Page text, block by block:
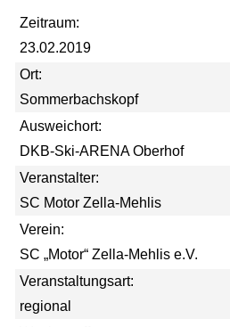
Zeitraum:
23.02.2019
Ort:
Sommerbachskopf
Ausweichort:
DKB-Ski-ARENA Oberhof
Veranstalter:
SC Motor Zella-Mehlis
Verein:
SC „Motor“ Zella-Mehlis e.V.
Veranstaltungsart:
regional